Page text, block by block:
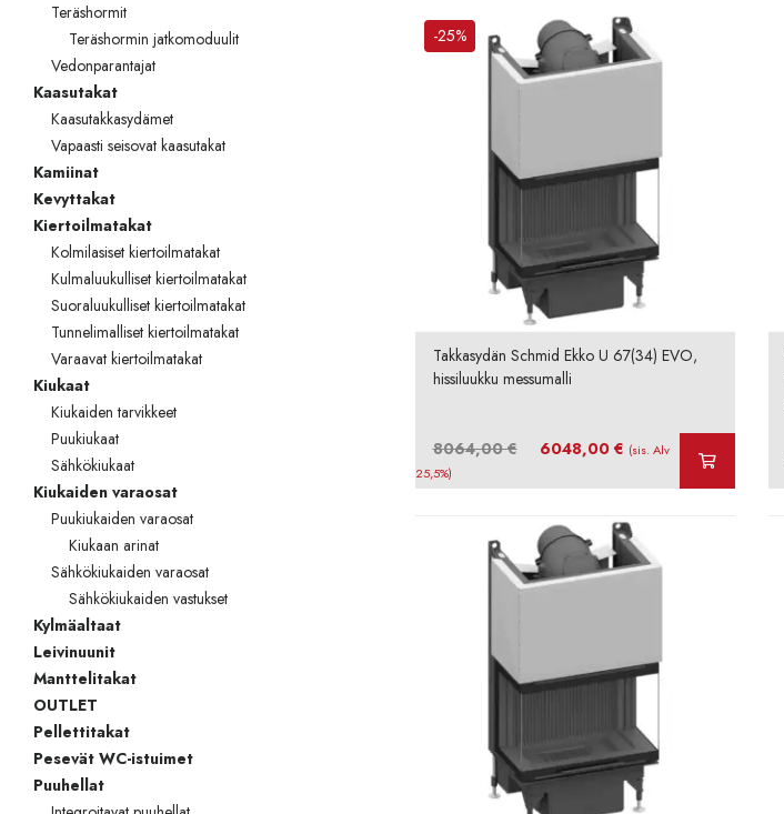
TOTO
Kylpyhuonekalusteet
Teräshormit
Teräshormin jatkomoduulit
Vedonparantajat
Kaasutakat
Kaasutakkasydämet
Vapaasti seisovat kaasutakat
Kamiinat
Kevyttakat
Kiertoilmatakat
Kolmilasiset kiertoilmatakat
Kulmaluukulliset kiertoilmatakat
Suoraluukulliset kiertoilmatakat
Tunnelimalliset kiertoilmatakat
Varaavat kiertoilmatakat
Kiukaat
Kiukaiden tarvikkeet
Puukiukaat
Sähkökiukaat
Kiukaiden varaosat
Puukiukaiden varaosat
Kiukaan arinat
Sähkökiukaiden varaosat
Sähkökiukaiden vastukset
Kylmäaltaat
Leivinuunit
Manttelitakat
OUTLET
Pellettitakat
Pesevät WC-istuimet
Puuhellat
-25%
Takkasydän Schmid Ekko U 67(34) EVO,
hissiluukku messumalli
8064,00€
Alkuperäinen
oli:
6048,00 €Nykyinen
on:
6048,00 €.
(sis. Alv
25,5%)